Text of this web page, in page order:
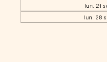
lun. 21
lun. 28